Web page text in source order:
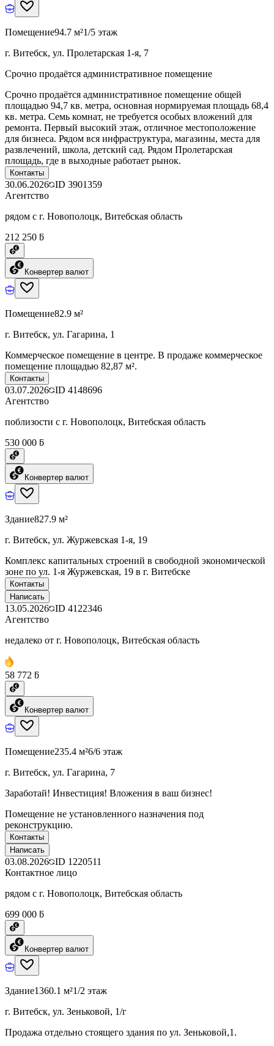
Помещение94.7 м²1/5 этаж
г. Витебск, ул. Пролетарская 1-я, 7
Срочно продаётся административное помещение
Срочно продаётся административное помещение общей
площадью 94,7 кв. метра, основная нормируемая площадь 68,4
кв. метра. Семь комнат, не требуется особых вложений для
ремонта. Первый высокий этаж, отличное местоположение
для бизнеса. Рядом вся инфраструктура, магазины, места для
развлечений, школа, детский сад. Рядом Пролетарская
площадь, где в выходные работает рынок.
Контакты
30.06.2026 ID 3901359
Агентство
рядом с г. Новополоцк, Витебская область
212 250 ƃ
Конвертер валют
Помещение82.9 м²
г. Витебск, ул. Гагарина, 1
Коммерческое помещение в центре. В продаже коммерческое
помещение площадью 82,87 м².
Контакты
03.07.2026 ID 4148696
Агентство
поблизости с г. Новополоцк, Витебская область
530 000 ƃ
Конвертер валют
Здание827.9 м²
г. Витебск, ул. Журжевская 1-я, 19
Комплекс капитальных строений в свободной экономической
зоне по ул. 1-я Журжевская, 19 в г. Витебске
Контакты
Написать
13.05.2026 ID 4122346
Агентство
недалеко от г. Новополоцк, Витебская область
58 772 ƃ
Конвертер валют
Помещение235.4 м²6/6 этаж
г. Витебск, ул. Гагарина, 7
Заработай! Инвестиция! Вложения в ваш бизнес!
Помещение не установленного назначения под
реконструкцию.
Контакты
Написать
03.08.2026 ID 1220511
Контактное лицо
рядом с г. Новополоцк, Витебская область
699 000 ƃ
Конвертер валют
Здание1360.1 м²1/2 этаж
г. Витебск, ул. Зеньковой, 1/г
Продажа отдельно стоящего здания по ул. Зеньковой,1.